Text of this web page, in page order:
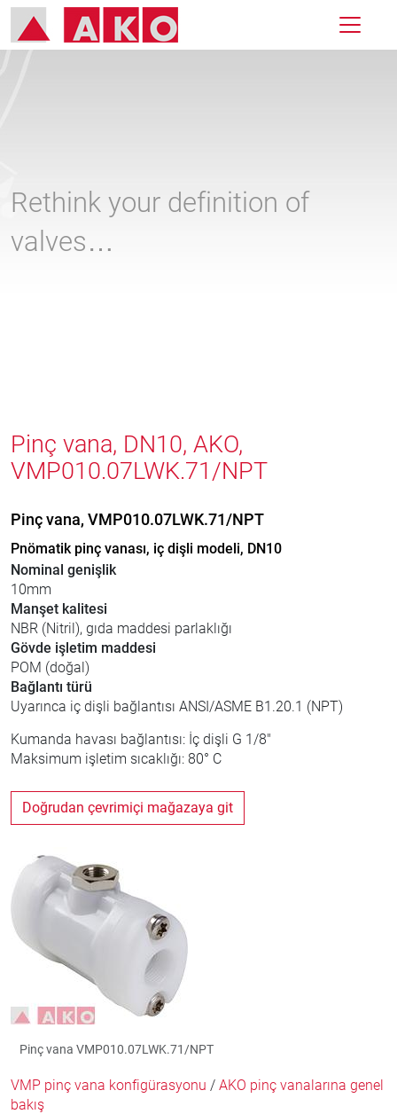
Rethink your definition of
valves…
Pinç vana, DN10, AKO,
VMP010.07LWK.71/NPT
Pinç vana, VMP010.07LWK.71/NPT
Pnömatik pinç vanası, iç dişli modeli, DN10
Nominal genişlik
10mm
Manşet kalitesi
NBR (Nitril), gıda maddesi parlaklığı
Gövde işletim maddesi
POM (doğal)
Bağlantı türü
Uyarınca iç dişli bağlantısı ANSI/ASME B1.20.1 (NPT)
Kumanda havası bağlantısı: İç dişli G 1/8"
Maksimum işletim sıcaklığı: 80° C
Doğrudan çevrimiçi mağazaya git
Pinç vana VMP010.07LWK.71/NPT
VMP pinç vana konfigürasyonu / AKO pinç vanalarına genel
bakış